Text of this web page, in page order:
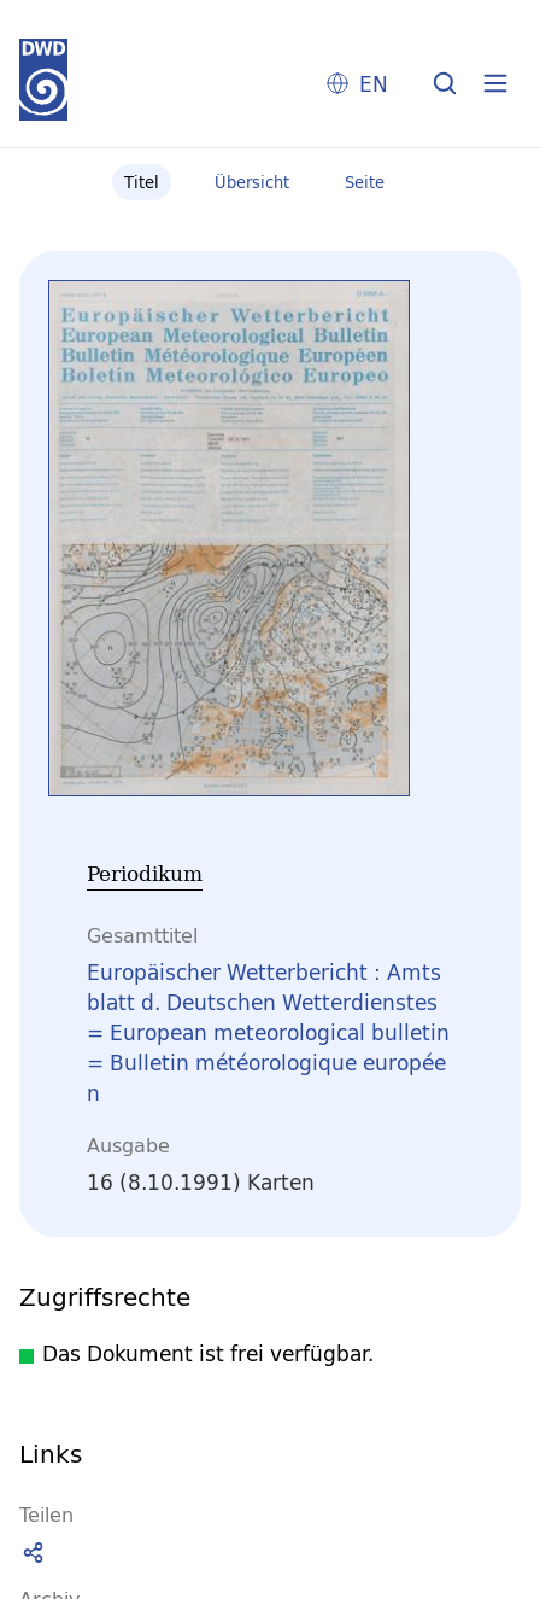
EN
Titel Übersicht Seite
Periodikum
Gesamttitel
Europäischer Wetterbericht : Amts
blatt d. Deutschen Wetterdienstes
= European meteorological bulletin
= Bulletin météorologique europée
n
Ausgabe
16 (8.10.1991) Karten
Zugriffsrechte
Das Dokument ist frei verfügbar.
Links
Teilen